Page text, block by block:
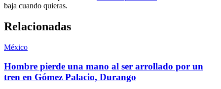
baja cuando quieras.
Relacionadas
México
Hombre pierde una mano al ser arrollado por un
tren en Gómez Palacio, Durango